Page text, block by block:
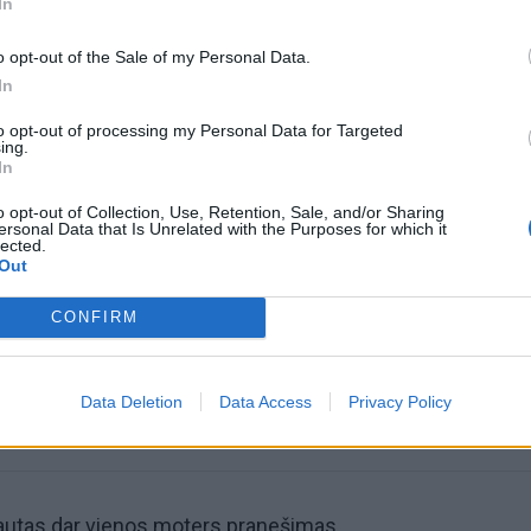
opt-out of the Sale of my Personal Data.
opt-out of processing my Personal Data for Targeted
opt-out of Collection, Use, Retention, Sale, and/or Sharing
Data that Is Unrelated with the Purposes for which it
CONFIRM
Data Deletion Data Access Privacy Policy
Mirė garsi lietuvių aktorė: „Jos vaidmenys išliks
teatro istorijoje“
dar vienos moters pranešimas.